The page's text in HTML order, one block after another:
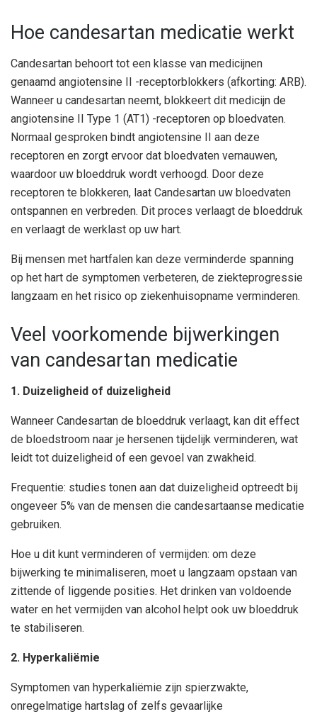
Hoe candesartan medicatie werkt
Candesartan behoort tot een klasse van medicijnen
genaamd angiotensine II -receptorblokkers (afkorting: ARB).
Wanneer u candesartan neemt, blokkeert dit medicijn de
angiotensine II Type 1 (AT1) -receptoren op bloedvaten.
Normaal gesproken bindt angiotensine II aan deze
receptoren en zorgt ervoor dat bloedvaten vernauwen,
waardoor uw bloeddruk wordt verhoogd. Door deze
receptoren te blokkeren, laat Candesartan uw bloedvaten
ontspannen en verbreden. Dit proces verlaagt de bloeddruk
en verlaagt de werklast op uw hart.
Bij mensen met hartfalen kan deze verminderde spanning
op het hart de symptomen verbeteren, de ziekteprogressie
langzaam en het risico op ziekenhuisopname verminderen.
Veel voorkomende bijwerkingen
van candesartan medicatie
1. Duizeligheid of duizeligheid
Wanneer Candesartan de bloeddruk verlaagt, kan dit effect
de bloedstroom naar je hersenen tijdelijk verminderen, wat
leidt tot duizeligheid of een gevoel van zwakheid.
Frequentie: studies tonen aan dat duizeligheid optreedt bij
ongeveer 5% van de mensen die candesartaanse medicatie
gebruiken.
Hoe u dit kunt verminderen of vermijden: om deze
bijwerking te minimaliseren, moet u langzaam opstaan ​​van
zittende of liggende posities. Het drinken van voldoende
water en het vermijden van alcohol helpt ook uw bloeddruk
te stabiliseren.
2. Hyperkaliëmie
Symptomen van hyperkaliëmie zijn spierzwakte,
onregelmatige hartslag of zelfs gevaarlijke